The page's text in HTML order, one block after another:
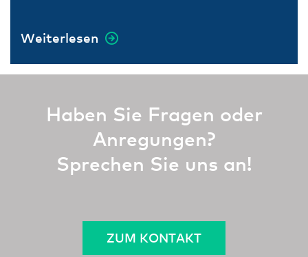
Weiterlesen
Haben Sie Fragen oder
Anregungen?
Sprechen Sie uns an!
ZUM KONTAKT